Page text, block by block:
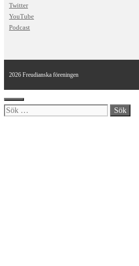
Twitter
YouTube
Podcast
2026 Freudianska föreningen
Stäng
Sök